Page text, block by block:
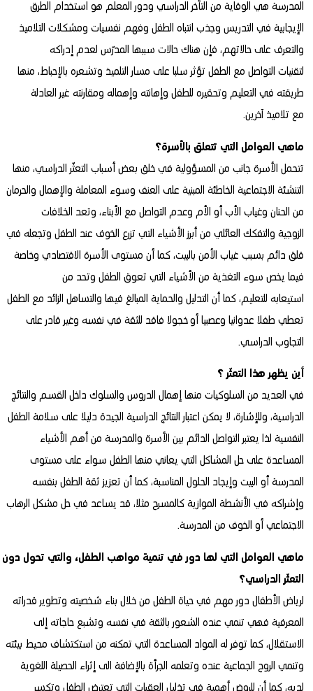
المدرسة هي الوقاية من التأخر الدراسي ودور المعلم هو استخدام الطرق
الإيجابية في التدريس وجذب انتباه الطفل وفهم نفسيات ومشكلات التلاميذ
والتعرف على حالاتهم، فإن هناك حالات سببها المدرّس لعدم إدراكه
لتقنيات التواصل مع الطفل تؤثر سلبا على مسار التلميذ وتشعره بالإحباط، منها
طريقته في التعليم وتحقيره للطفل وإهانته وإهماله ومقارنته غير العادلة
مع تلاميذ آخرين.
ماهي العوامل التي تتعلق بالأسرة؟
تتحمل الأسرة جانب من المسؤولية في خلق بعض أسباب التعثّر الدراسي، منها
التنشئة الاجتماعية الخاطئة المبنية على العنف وسوء المعاملة والإهمال والحرمان
من الحنان وغياب الأب أو الأم وعدم التواصل مع الأبناء، وتعد الخلافات
الزوجية والتفكك العائلي من أبرز الأشياء التي تزرع الخوف عند الطفل وتجعله في
قلق دائم بسبب غياب الأمن بالبيت، كما أن مستوى الأسرة الاقتصادي وخاصة
فيما يخص سوء التغذية من الأشياء التي تعوق الطفل وتحد من
استيعابه للتعليم، كما أن التدليل والحماية المبالغ فيها والتساهل الزائد مع الطفل
تعطي طفلا عدوانيا وعصبيا أو خجولا فاقد للثقة في نفسه وغير قادر على
التجاوب الدراسي.
أين يظهر هذا التعثّر ؟
في العديد من السلوكيات منها إهمال الدروس والسلوك داخل القسم والنتائج
الدراسية، وللإشارة، لا يمكن اعتبار النتائج الدراسية الجيدة دليلا على سلامة الطفل
النفسية لذا يعتبر التواصل الدائم بين الأسرة والمدرسة من أهم الأشياء
المساعدة على حل المشاكل التي يعاني منها الطفل سواء على مستوى
المدرسة أو البيت وإيجاد الحلول المناسبة، كما أن تعزيز ثقة الطفل بنفسه
وإشراكه في الأنشطة الموازية كالمسرح مثلا، قد يساعد في حل مشكل الرهاب
الاجتماعي أو الخوف من المدرسة.
ماهي العوامل التي لها دور في تنمية مواهب الطفل، والتي تحول دون
التعثّر الدراسي؟
لرياض الأطفال دور مهم في حياة الطفل من خلال بناء شخصيته وتطوير قدراته
المعرفية فهي تنمي عنده الشعور بالثقة في نفسه وتشبع حاجاته إلى
الاستقلال، كما توفر له المواد المساعدة التي تمكنه من استكتشاف محيط بيئته
وتنمي الروح الجماعية عنده وتعلمه الجرأة بالإضافة الى إثراء الحصيلة اللغوية
لديه، كما أن للروض أهمية في تذليل العقبات التي تعترض الطفل وتكسر